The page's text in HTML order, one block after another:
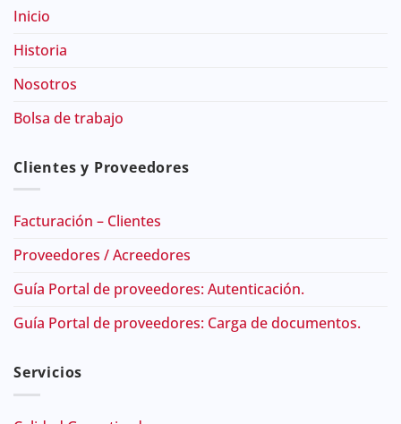
Inicio
Historia
Nosotros
Bolsa de trabajo
Clientes y Proveedores
Facturación – Clientes
Proveedores / Acreedores
Guía Portal de proveedores: Autenticación.
Guía Portal de proveedores: Carga de documentos.
Servicios